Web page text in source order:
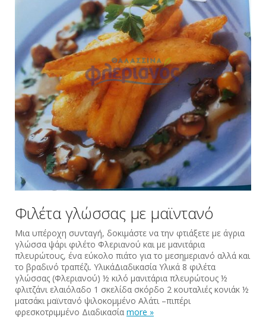
Φιλέτα γλώσσας με μαϊντανό
Μια υπέροχη συνταγή, δοκιμάστε να την φτιάξετε με άγρια
‪γλώσσα ‪‎ψάρι φιλέτο ‪Φλεριανού και με μανιτάρια
πλευρώτους, ένα εύκολο πιάτο για το μεσημεριανό αλλά και
το βραδινό τραπέζι. ΥλικάΔιαδικασία Υλικά 8 φιλέτα
‪γλώσσας (Φλεριανού) ½ κιλό μανιτάρια πλευρώτους ½
φλιτζάνι ελαιόλαδο 1 σκελίδα σκόρδο 2 κουταλιές κονιάκ ½
ματσάκι μαϊντανό ψιλοκομμένο Αλάτι –πιπέρι
φρεσκοτριμμένο Διαδικασία more »